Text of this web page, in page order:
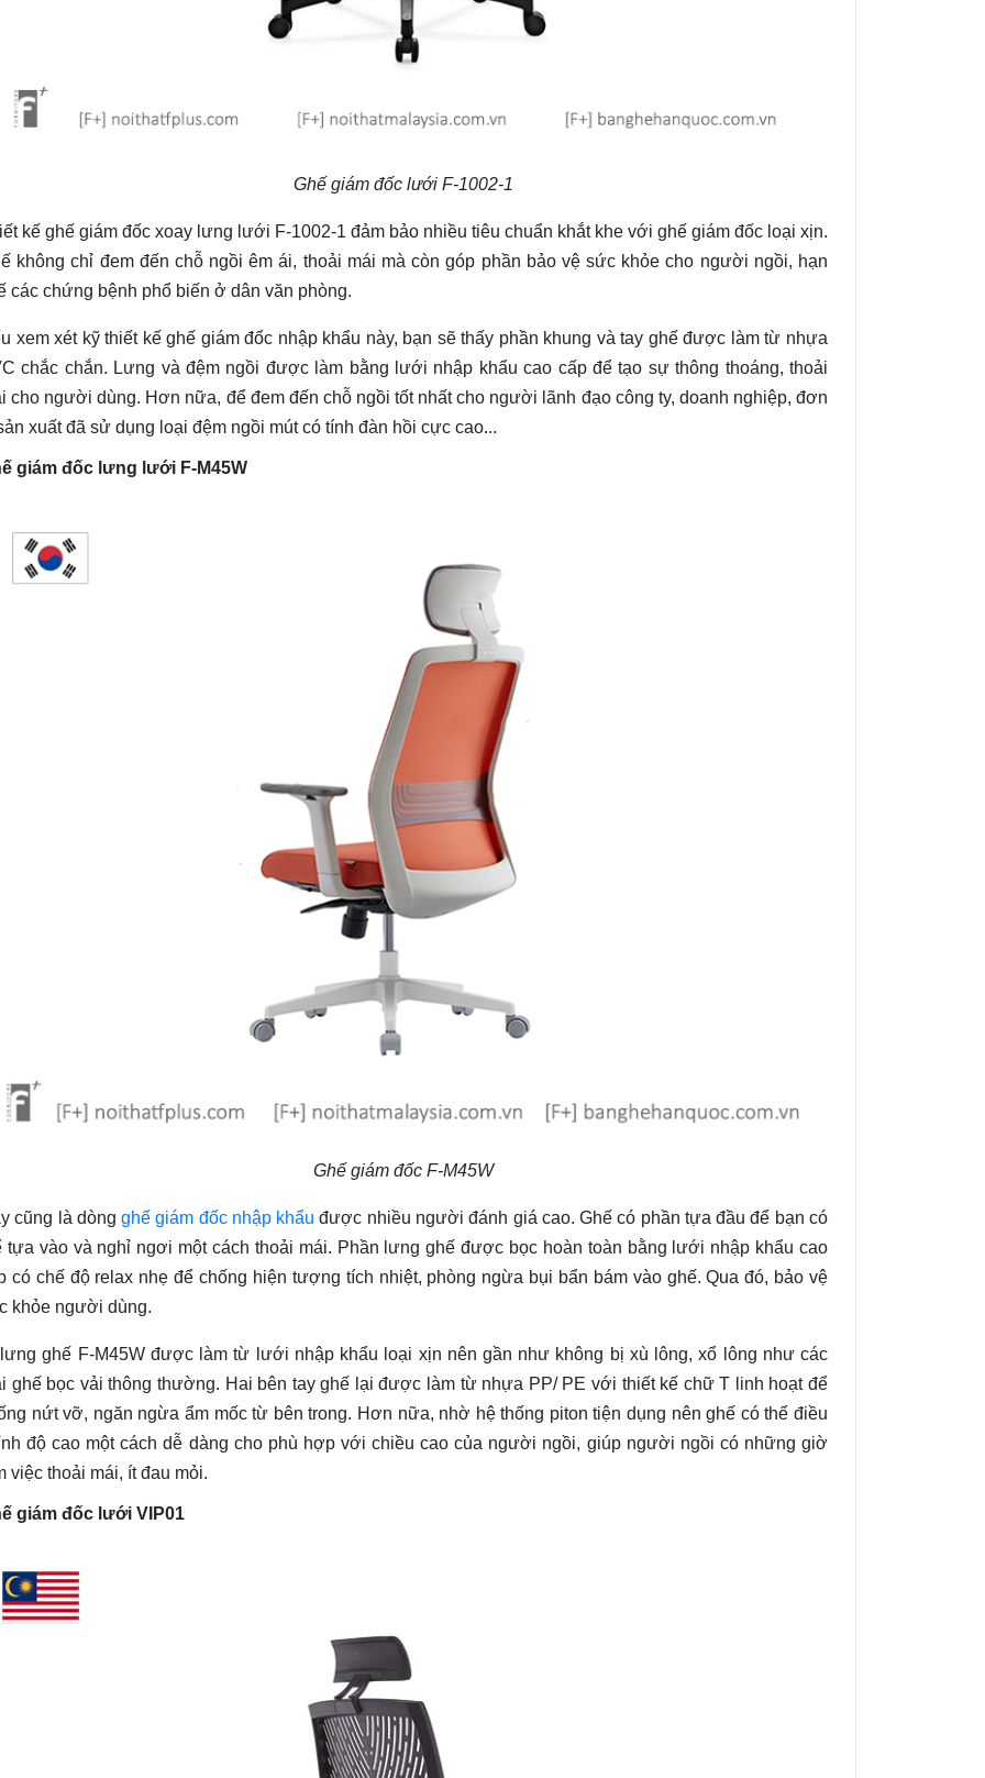
Ghế giám đốc lưới F-1002-1
kế ghế giám đốc xoay lưng lưới F-1002-1 đảm bảo nhiều tiêu chuẩn khắt khe với ghế giám đốc loại xịn.
không chỉ đem đến chỗ ngồi êm ái, thoải mái mà còn góp phần bảo vệ sức khỏe cho người ngồi, hạn
các chứng bệnh phổ biến ở dân văn phòng.
xem xét kỹ thiết kế ghế giám đốc nhập khẩu này, bạn sẽ thấy phần khung và tay ghế được làm từ nhựa
chắc chắn. Lưng và đệm ngồi được làm bằng lưới nhập khẩu cao cấp để tạo sự thông thoáng, thoải
cho người dùng. Hơn nữa, để đem đến chỗ ngồi tốt nhất cho người lãnh đạo công ty, doanh nghiệp, đơn
xuất đã sử dụng loại đệm ngồi mút có tính đàn hồi cực cao...
giám đốc lưng lưới F-M45W
Ghế giám đốc F-M45W
cũng là dòngghế giám đốc nhập khẩuđược nhiều người đánh giá cao. Ghế có phần tựa đầu để bạn có
tựa vào và nghỉ ngơi một cách thoải mái. Phần lưng ghế được bọc hoàn toàn bằng lưới nhập khẩu cao
có chế độ relax nhẹ để chống hiện tượng tích nhiệt, phòng ngừa bụi bẩn bám vào ghế. Qua đó, bảo vệ
khỏe người dùng.
ghế F-M45W được làm từ lưới nhập khẩu loại xịn nên gần như không bị xù lông, xổ lông như các
ghế bọc vải thông thường. Hai bên tay ghế lại được làm từ nhựa PP/ PE với thiết kế chữ T linh hoạt để
nứt vỡ, ngăn ngừa ẩm mốc từ bên trong. Hơn nữa, nhờ hệ thống piton tiện dụng nên ghế có thể điều
độ cao một cách dễ dàng cho phù hợp với chiều cao của người ngồi, giúp người ngồi có những giờ
việc thoải mái, ít đau mỏi.
giám đốc lưới VIP01